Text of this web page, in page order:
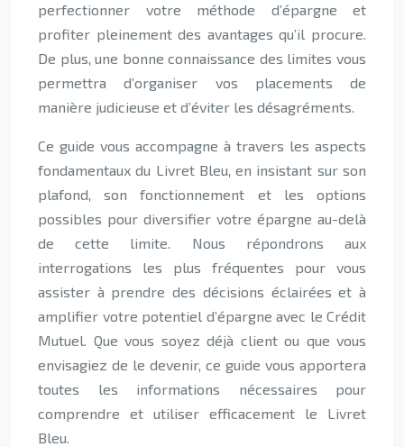
perfectionner votre méthode d’épargne et
profiter pleinement des avantages qu’il procure.
De plus, une bonne connaissance des limites vous
permettra d’organiser vos placements de
manière judicieuse et d’éviter les désagréments.
Ce guide vous accompagne à travers les aspects
fondamentaux du Livret Bleu, en insistant sur son
plafond, son fonctionnement et les options
possibles pour diversifier votre épargne au-delà
de cette limite. Nous répondrons aux
interrogations les plus fréquentes pour vous
assister à prendre des décisions éclairées et à
amplifier votre potentiel d’épargne avec le Crédit
Mutuel. Que vous soyez déjà client ou que vous
envisagiez de le devenir, ce guide vous apportera
toutes les informations nécessaires pour
comprendre et utiliser efficacement le Livret
Bleu.